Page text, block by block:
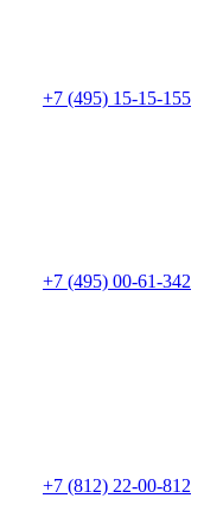
+7 (495) 15-15-155
+7 (495) 00-61-342
+7 (812) 22-00-812